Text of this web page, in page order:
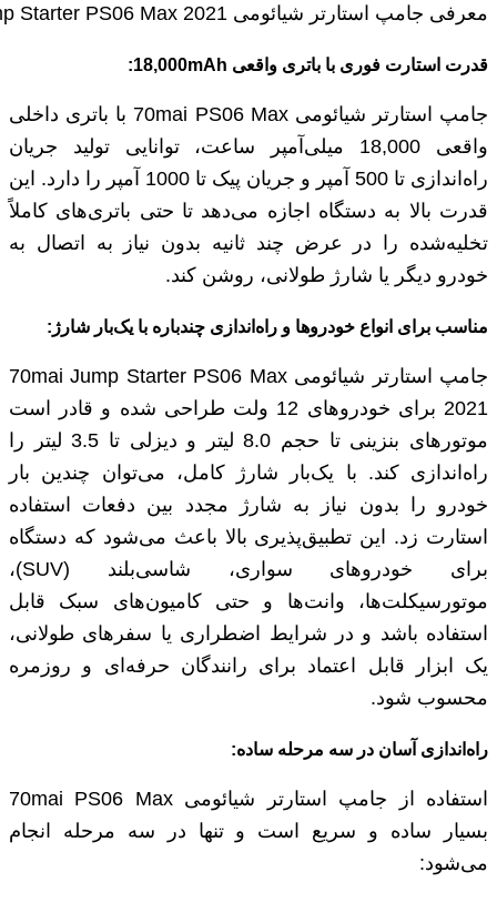
معرفی جامپ استارتر شیائومی 70mai Jump Starter PS06 Max 2021
قدرت استارت فوری با باتری واقعی 18,000mAh
:
جامپ استارتر شیائومی 70mai PS06 Max با باتری داخلی
واقعی 18,000 میلی‌آمپر ساعت، توانایی تولید جریان
راه‌اندازی تا 500 آمپر و جریان پیک تا 1000 آمپر را دارد. این
قدرت بالا به دستگاه اجازه می‌دهد تا حتی باتری‌های کاملاً
تخلیه‌شده را در عرض چند ثانیه بدون نیاز به اتصال به
خودرو دیگر یا شارژ طولانی، روشن کند.
مناسب برای انواع خودروها و راه‌اندازی چندباره با یک‌بار شارژ:
جامپ استارتر شیائومی 70mai Jump Starter PS06 Max
2021 برای خودروهای 12 ولت طراحی شده و قادر است
موتورهای بنزینی تا حجم 8.0 لیتر و دیزلی تا 3.5 لیتر را
راه‌اندازی کند. با یک‌بار شارژ کامل، می‌توان چندین بار
خودرو را بدون نیاز به شارژ مجدد بین دفعات استفاده
استارت زد. این تطبیق‌پذیری بالا باعث می‌شود که دستگاه
برای خودروهای سواری، شاسی‌بلند (SUV)،
موتورسیکلت‌ها، وانت‌ها و حتی کامیون‌های سبک قابل
استفاده باشد و در شرایط اضطراری یا سفرهای طولانی،
یک ابزار قابل اعتماد برای رانندگان حرفه‌ای و روزمره
محسوب شود.
راه‌اندازی آسان در سه مرحله ساده:
استفاده از جامپ استارتر شیائومی 70mai PS06 Max
بسیار ساده و سریع است و تنها در سه مرحله انجام
می‌شود: